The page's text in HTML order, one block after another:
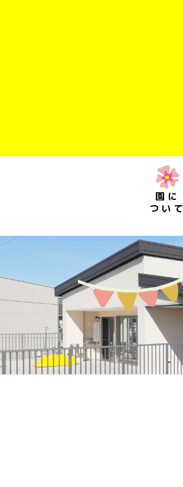
園に
ついて
教育保育について
園の環境募集案内
入園説明会アクセスMAP